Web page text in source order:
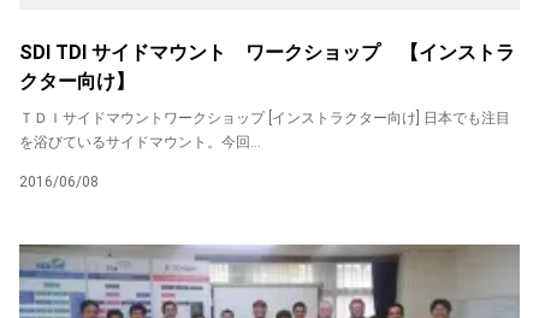
SDI TDI サイドマウント ワークショップ 【インストラ
クター向け】
ＴＤＩサイドマウントワークショップ [インストラクター向け] 日本でも注目
を浴びているサイドマウント。今回...
2016/06/08